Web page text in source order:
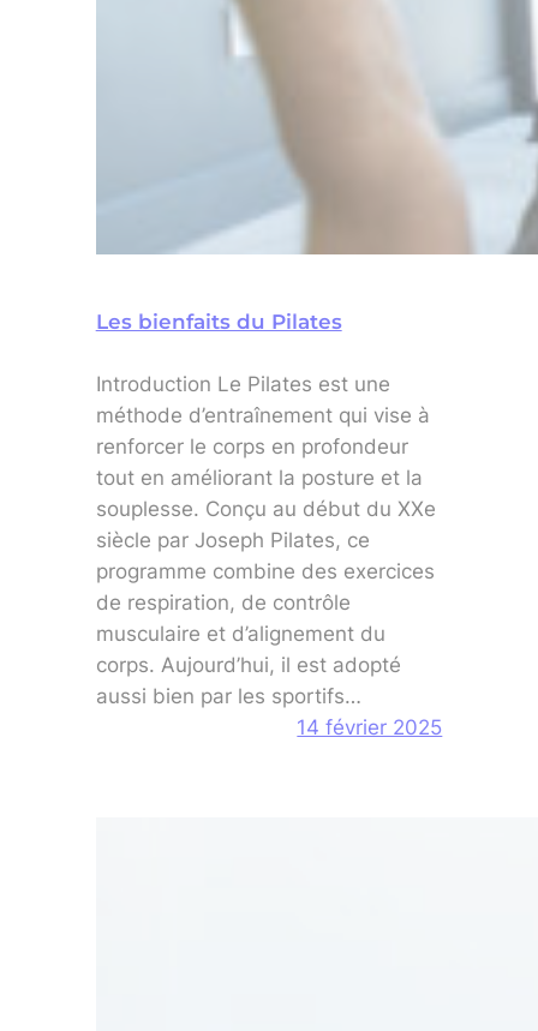
Les bienfaits du Pilates
Introduction Le Pilates est une
méthode d’entraînement qui vise à
renforcer le corps en profondeur
tout en améliorant la posture et la
souplesse. Conçu au début du XXe
siècle par Joseph Pilates, ce
programme combine des exercices
de respiration, de contrôle
musculaire et d’alignement du
corps. Aujourd’hui, il est adopté
aussi bien par les sportifs…
14 février 2025